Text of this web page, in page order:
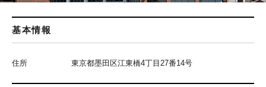
基本情報
住所 東京都墨田区江東橋4丁目27番14号